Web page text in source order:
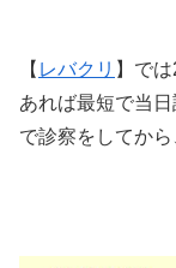
【 レバクリ 】で
あれば最短で当
で診察をしてか